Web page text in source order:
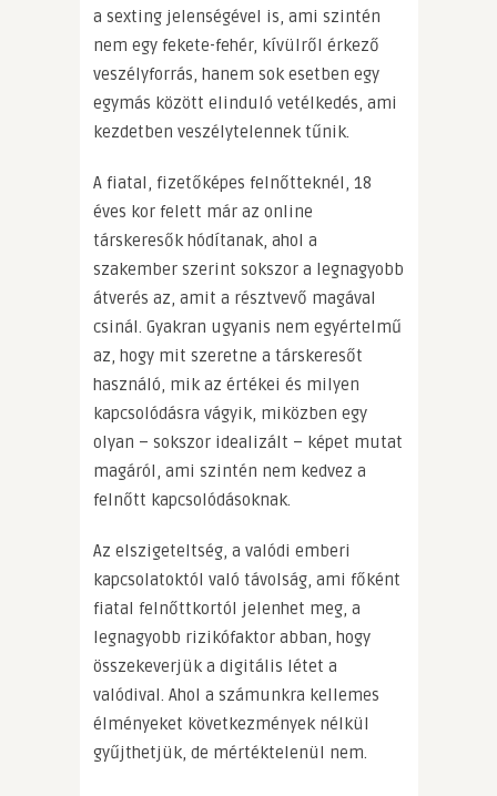
a sexting jelenségével is, ami szintén
nem egy fekete-fehér, kívülről érkező
veszélyforrás, hanem sok esetben egy
egymás között elinduló vetélkedés, ami
kezdetben veszélytelennek tűnik.
A fiatal, fizetőképes felnőtteknél, 18
éves kor felett már az online
társkeresők hódítanak, ahol a
szakember szerint sokszor a legnagyobb
átverés az, amit a résztvevő magával
csinál. Gyakran ugyanis nem egyértelmű
az, hogy mit szeretne a társkeresőt
használó, mik az értékei és milyen
kapcsolódásra vágyik, miközben egy
olyan – sokszor idealizált – képet mutat
magáról, ami szintén nem kedvez a
felnőtt kapcsolódásoknak.
Az elszigeteltség, a valódi emberi
kapcsolatoktól való távolság, ami főként
fiatal felnőttkortól jelenhet meg, a
legnagyobb rizikófaktor abban, hogy
összekeverjük a digitális létet a
valódival. Ahol a számunkra kellemes
élményeket következmények nélkül
gyűjthetjük, de mértéktelenül nem.